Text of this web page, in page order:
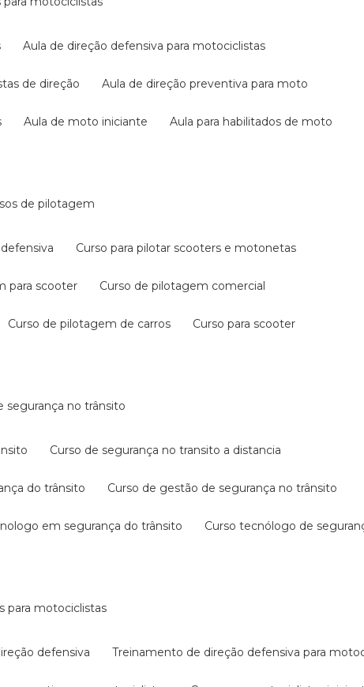
aula de direção defensiva para motociclistas
de direção aula de direção preventiva para moto
aula de moto iniciante aula para habilitados de moto
de pilotagem
curso para pilotar scooters e motonetas
para scooter curso de pilotagem comercial
curso de pilotagem de carros curso para scooter
segurança no trânsito
curso de segurança no transito a distancia
do trânsito curso de gestão de segurança no trânsito
em segurança do trânsito curso tecnólogo de
para motociclistas
defensiva treinamento de direção defensiva para